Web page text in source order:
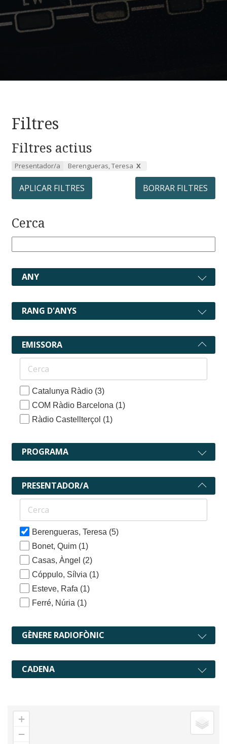
Filtres
Filtres actius
Presentador/a Berengueras, Teresa
APLICAR FILTRES BORRAR FILTRES
Cerca
ANY
RANG D'ANYS
EMISSORA
Catalunya Ràdio (3)
COM Ràdio Barcelona (1)
Ràdio Castellterçol (1)
PROGRAMA
PRESENTADOR/A
Berengueras, Teresa (5)
Bonet, Quim (1)
Casas, Àngel (2)
Cóppulo, Sílvia (1)
Esteve, Rafa (1)
Ferré, Núria (1)
GÈNERE RADIOFÒNIC
CADENA
+
−